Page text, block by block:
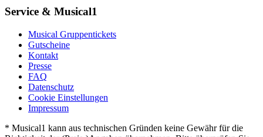
Service & Musical1
Musical Gruppentickets
Gutscheine
Kontakt
Presse
FAQ
Datenschutz
Cookie Einstellungen
Impressum
* Musical1 kann aus technischen Gründen keine Gewähr für die